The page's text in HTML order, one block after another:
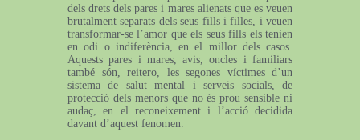
dels drets dels pares i mares alienats que es veuen
brutalment separats dels seus fills i filles, i veuen
transformar-se l’amor que els seus fills els tenien
en odi o indiferència, en el millor dels casos.
Aquests pares i mares, avis, oncles i familiars
també són, reitero, les segones víctimes d’un
sistema de salut mental i serveis socials, de
protecció dels menors que no és prou sensible ni
audaç, en el reconeixement i l’acció decidida
davant d’aquest fenomen.